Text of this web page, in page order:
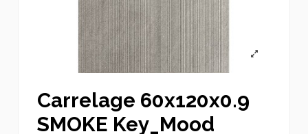
Carrelage 60x120x0.9
SMOKE Key_Mood